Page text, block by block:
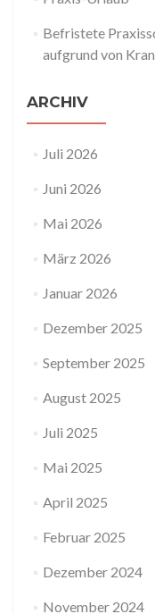
Befristete
aufgrund von
ARCHIV
Juli 2026
Juni 2026
Mai 2026
März 2026
Januar 2026
Dezember 2025
September 2025
August 2025
Juli 2025
Mai 2025
April 2025
Februar 2025
Dezember 2024
November 2024